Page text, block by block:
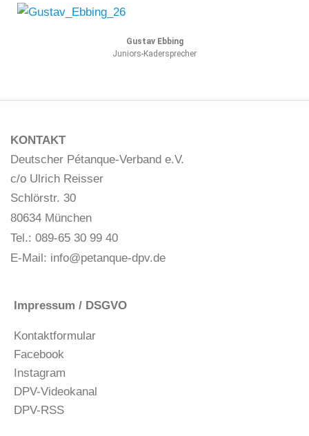
Gustav Ebbing
Juniors-Kadersprecher
KONTAKT
Deutscher Pétanque-Verband e.V.
c/o Ulrich Reisser
Schlörstr. 30
80634 München
Tel.: 089-65 30 99 40
E-Mail: info@petanque-dpv.de
Impressum / DSGVO
Kontaktformular
Facebook
Instagram
DPV-Videokanal
DPV-RSS